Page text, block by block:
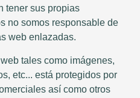
tener sus propias
no somos responsable de
web enlazadas.
tales como imágenes,
etc... está protegidos por
así como otros